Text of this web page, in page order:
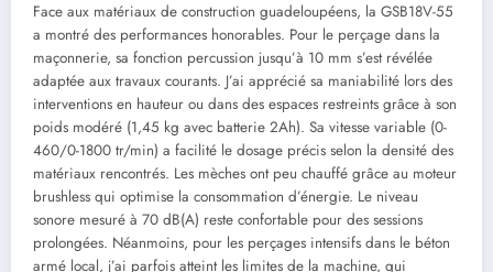
Face aux matériaux de construction guadeloupéens, la GSB18V-55
a montré des performances honorables. Pour le perçage dans la
maçonnerie, sa fonction percussion jusqu’à 10 mm s’est révélée
adaptée aux travaux courants. J’ai apprécié sa maniabilité lors des
interventions en hauteur ou dans des espaces restreints grâce à son
poids modéré (1,45 kg avec batterie 2Ah). Sa vitesse variable (0-
460/0-1800 tr/min) a facilité le dosage précis selon la densité des
matériaux rencontrés. Les mèches ont peu chauffé grâce au moteur
brushless qui optimise la consommation d’énergie. Le niveau
sonore mesuré à 70 dB(A) reste confortable pour des sessions
prolongées. Néanmoins, pour les perçages intensifs dans le béton
armé local, j’ai parfois atteint les limites de la machine, qui